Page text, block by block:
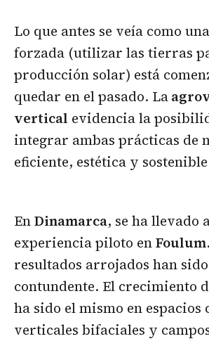
Lo que antes se veía como
forzada (utilizar las tierras
producción solar) está
quedar en el pasado. La
vertical evidencia la
integrar ambas prácticas de
eficiente, estética y
EnDinamarca, se ha llevado
experiencia piloto enFoulum
resultados arrojados han
contundente. El crecimiento
ha sido el mismo en espacios
verticales bifaciales y